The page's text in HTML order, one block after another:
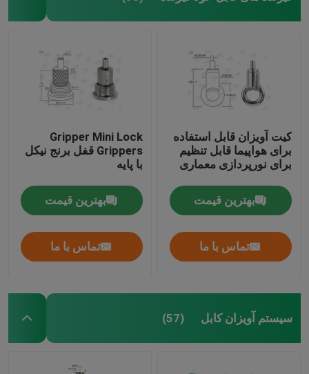
کیت آویزان قابل استفاده
برای هواپیما قابل تنظیم
برای نورپردازی معماری
بهترین قیمت
تماس با ما
Gripper Mini Lock
Grippers قفل برنج نیکل
با پایه
بهترین قیمت
تماس با ما
سیستم آویزان کابل (57)